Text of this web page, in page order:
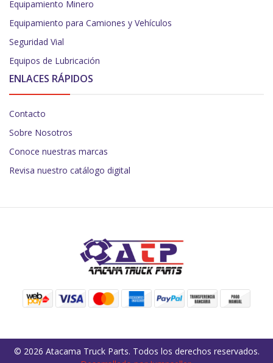
Equipamiento Minero
Equipamiento para Camiones y Vehículos
Seguridad Vial
Equipos de Lubricación
ENLACES RÁPIDOS
Contacto
Sobre Nosotros
Conoce nuestras marcas
Revisa nuestro catálogo digital
© 2026 Atacama Truck Parts. Todos los derechos reservados.